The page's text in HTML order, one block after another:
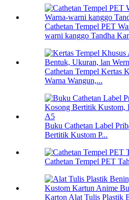
Cathetan Tempel PET
warni kanggo Tandha
Cathetan Tempel Kertas
Warna Wangun,...
Buku Cathetan Label
Bertitik Kustom P...
Cathetan Tempel PET
Karton Alat Tulis Plastik